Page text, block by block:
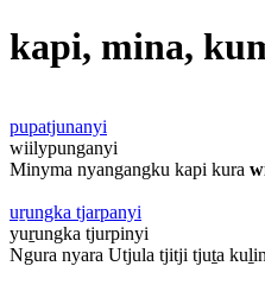
kapi, mina,
pupatjunanyi
wiilypunganyi
Minyma nyangangku kapi kura
uṟungka tjarpanyi
yuṟungka tjurpinyi
Ngura nyara Utjula tjitji tjuṯa